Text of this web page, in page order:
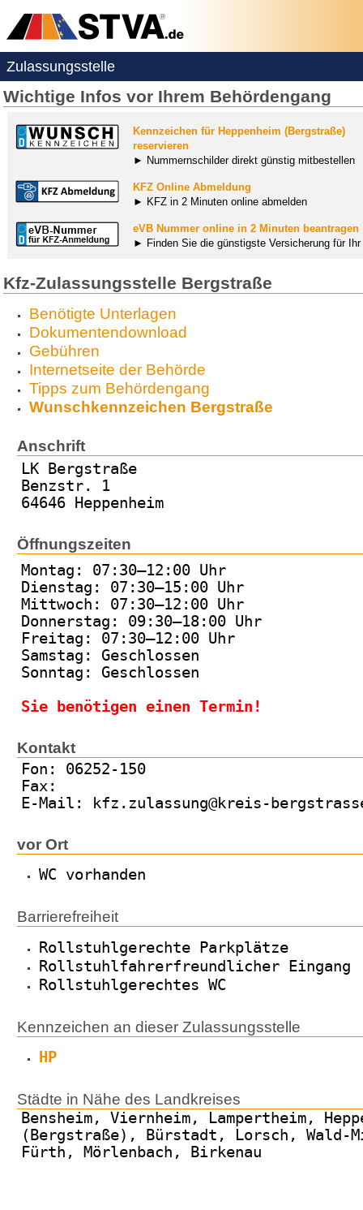
Zulassungsstelle
Wichtige Infos vor Ihrem Behördengang
Kennzeichen für Heppenheim (Bergstraße)
reservieren
► Nummernschilder direkt günstig mitbestellen
KFZ Online Abmeldung
► KFZ in 2 Minuten online abmelden
eVB Nummer online in 2 Minuten beantragen
► Finden Sie die günstigste Versicherung für
Kfz-Zulassungsstelle Bergstraße
Benötigte Unterlagen
Dokumentendownload
Gebühren
Internetseite der Behörde
Tipps zum Behördengang
Wunschkennzeichen Bergstraße
Anschrift
LK Bergstraße
Benzstr. 1
64646 Heppenheim
Öffnungszeiten
Montag: 07:30–12:00 Uhr
Dienstag: 07:30–15:00 Uhr
Mittwoch: 07:30–12:00 Uhr
Donnerstag: 09:30–18:00 Uhr
Freitag: 07:30–12:00 Uhr
Samstag: Geschlossen
Sonntag: Geschlossen
Sie benötigen einen Termin!
Kontakt
Fon: 06252-150
Fax:
E-Mail: kfz.zulassung@kreis-
vor Ort
WC vorhanden
Barrierefreiheit
Rollstuhlgerechte Parkplätze
Rollstuhlfahrerfreundlicher Eingang
Rollstuhlgerechtes WC
Kennzeichen an dieser Zulassungsstelle
HP
Städte in Nähe des Landkreises
Bensheim, Viernheim, Lampertheim,
(Bergstraße), Bürstadt, Lorsch, Wald-
Fürth, Mörlenbach, Birkenau